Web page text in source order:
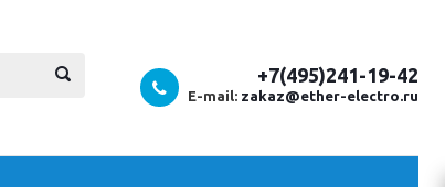
+7(495)241-19-42
E-mail: zakaz@ether-electro.ru